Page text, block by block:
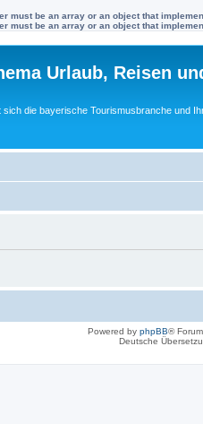
must be an array or an object that
must be an array or an object that
Urlaub, Reisen
die bayerische Tourismusbranche und
Powered by phpBB®
Deutsche